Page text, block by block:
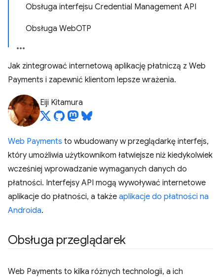
Obsługa interfejsu Credential Management API
Obsługa WebOTP
Jak zintegrować internetową aplikację płatniczą z Web
Payments i zapewnić klientom lepsze wrażenia.
Eiji Kitamura
Web Payments to wbudowany w przeglądarkę interfejs,
który umożliwia użytkownikom łatwiejsze niż kiedykolwiek
wcześniej wprowadzanie wymaganych danych do
płatności. Interfejsy API mogą wywoływać internetowe
aplikacje do płatności, a także aplikacje do płatności na
Androida.
Obsługa przeglądarek
Web Payments to kilka różnych technologii, a ich